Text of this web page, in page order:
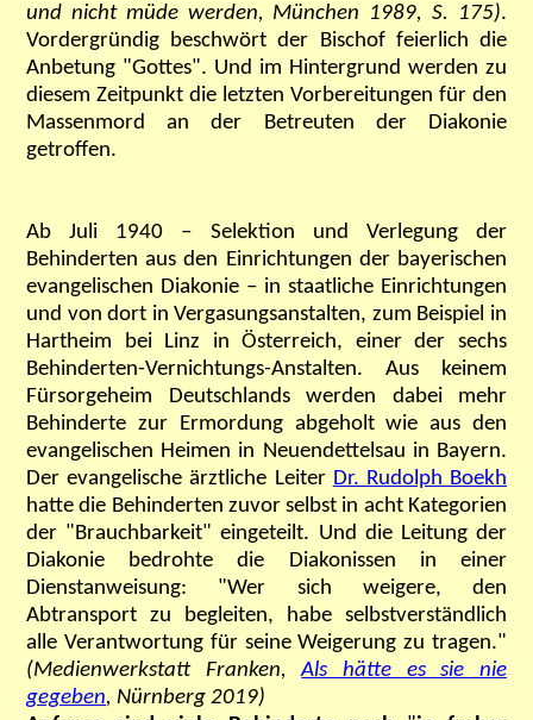
und nicht müde werden, München 1989, S. 175).
Vordergründig beschwört der Bischof feierlich die
Anbetung "Gottes". Und im Hintergrund werden zu
diesem Zeitpunkt die letzten Vorbereitungen für den
Massenmord an der Betreuten der Diakonie
getroffen.
Ab Juli 1940 – Selektion und Verlegung der
Behinderten aus den Einrichtungen der bayerischen
evangelischen Diakonie – in staatliche Einrichtungen
und von dort in Vergasungsanstalten, zum Beispiel in
Hartheim bei Linz in Österreich, einer der sechs
Behinderten-Vernichtungs-Anstalten. Aus keinem
Fürsorgeheim Deutschlands werden dabei mehr
Behinderte zur Ermordung abgeholt wie aus den
evangelischen Heimen in Neuendettelsau in Bayern.
Der evangelische ärztliche Leiter Dr. Rudolph Boekh
hatte die Behinderten zuvor selbst in acht Kategorien
der "Brauchbarkeit" eingeteilt. Und die Leitung der
Diakonie bedrohte die Diakonissen in einer
Dienstanweisung: "Wer sich weigere, den
Abtransport zu begleiten, habe selbstverständlich
alle Verantwortung für seine Weigerung zu tragen."
(Medienwerkstatt Franken,Als hätte es sie nie
gegeben, Nürnberg 2019)